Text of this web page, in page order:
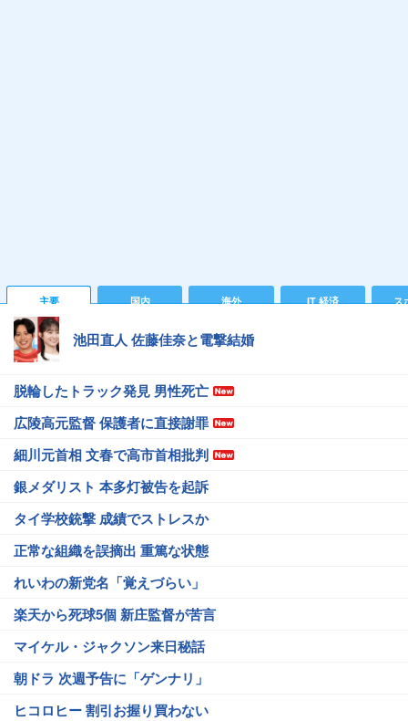
主要 国内 海外 IT 経済 ス
池田直人 佐藤佳奈と電撃結婚
脱輪したトラック発見 男性死亡
広陵高元監督 保護者に直接謝罪
細川元首相 文春で高市首相批判
銀メダリスト 本多灯被告を起訴
タイ学校銃撃 成績でストレスか
正常な組織を誤摘出 重篤な状態
れいわの新党名「覚えづらい」
楽天から死球5個 新庄監督が苦言
マイケル・ジャクソン来日秘話
朝ドラ 次週予告に「ゲンナリ」
ヒコロヒー 割引お握り買わない